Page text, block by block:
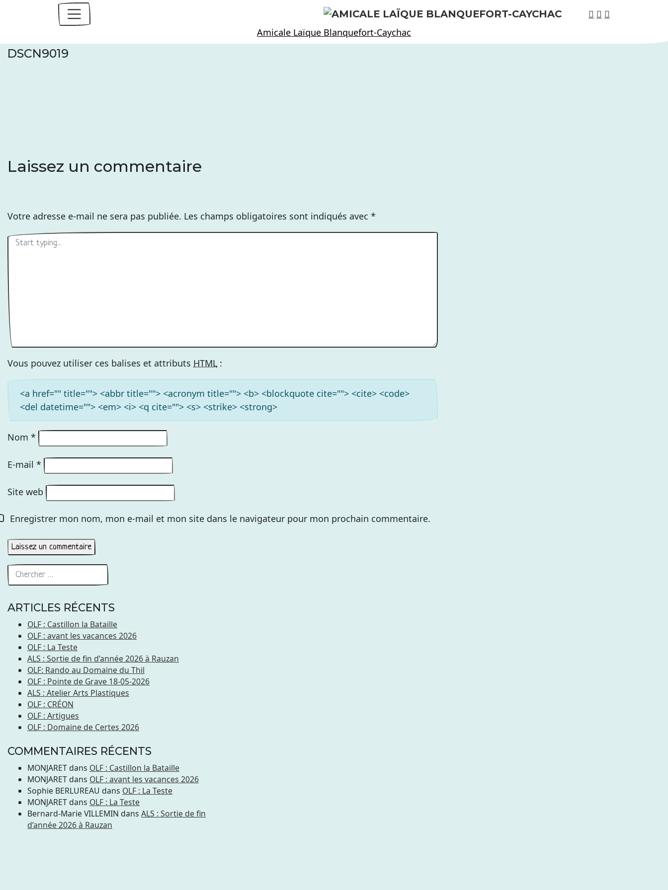
Amicale Laïque Blanquefort-Caychac
DSCN9019
Laissez un commentaire
Votre adresse e-mail ne sera pas publiée. Les champs obligatoires sont indiqués avec *
Vous pouvez utiliser ces balises et attributs HTML :
<a href="" title=""> <abbr title=""> <acronym title=""> <b> <blockquote cite=""> <cite> <code>
<del datetime=""> <em> <i> <q cite=""> <s> <strike> <strong>
Nom *
E-mail *
Site web
Enregistrer mon nom, mon e-mail et mon site dans le navigateur pour mon prochain commentaire.
ARTICLES RÉCENTS
OLF : Castillon la Bataille
OLF : avant les vacances 2026
OLF : La Teste
ALS : Sortie de fin d’année 2026 à Rauzan
OLF: Rando au Domaine du Thil
OLF : Pointe de Grave 18-05-2026
ALS : Atelier Arts Plastiques
OLF : CRÉON
OLF : Artigues
OLF : Domaine de Certes 2026
COMMENTAIRES RÉCENTS
MONJARETdans OLF : Castillon la Bataille
MONJARETdans OLF : avant les vacances 2026
Sophie BERLUREAU dans OLF : La Teste
MONJARETdans OLF : La Teste
Bernard-Marie VILLEMIN dans ALS : Sortie de fin
d’année 2026 à Rauzan